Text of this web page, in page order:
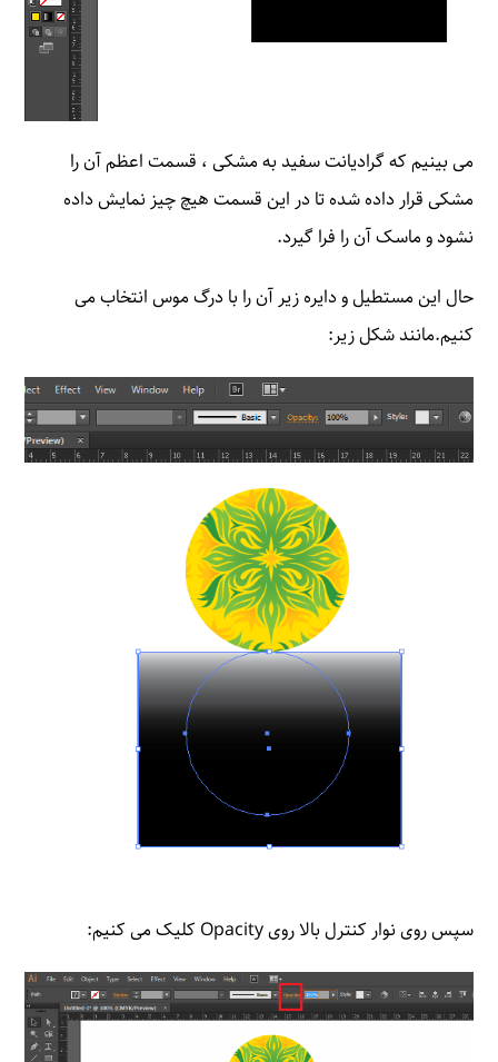
می بینیم که گرادیانت سفید به مشکی ، قسمت اعظم آن را
مشکی قرار داده شده تا در این قسمت هیچ چیز نمایش داده
نشود و ماسک آن را فرا گیرد.
حال این مستطیل و دایره زیر آن را با درگ موس انتخاب می
کنیم.مانند شکل زیر:
سپس روی نوار کنترل بالا روی Opacity کلیک می کنیم: